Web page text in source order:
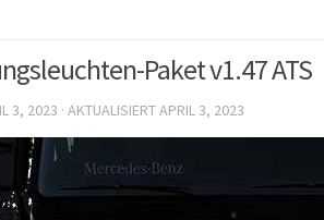
Paket v1.47 ATS
3, 2023 · AKTUALISIERTAPRIL 3, 2023